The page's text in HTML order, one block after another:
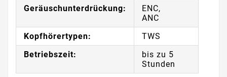
Geräuschunterdrückung:
ENC,
ANC
Kopfhörertypen:
TWS
Betriebszeit:
bis zu 5
Stunden